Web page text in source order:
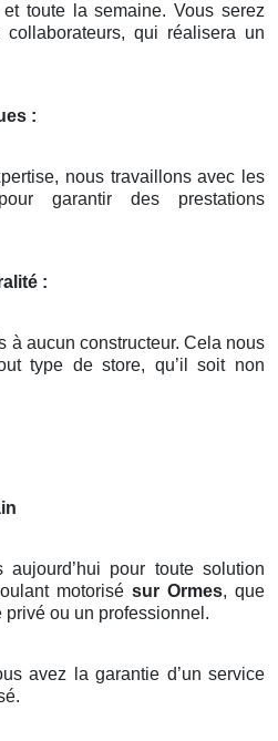
toute la semaine. Vous serez
qui réalisera un
:
nous travaillons avec les
garantir des prestations
:
à aucun constructeur. Cela nous
type de store, qu’il soit non
pour toute solution
motorisé sur Ormes, que
ou un professionnel.
avez la garantie d’un service